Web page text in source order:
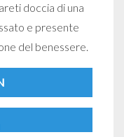
doccia di una
e presente
del benessere.